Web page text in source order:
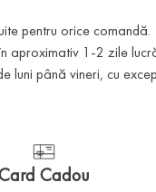
pentru orice comandă.
aproximativ 1-2 zile
luni până vineri, cu
Cadou